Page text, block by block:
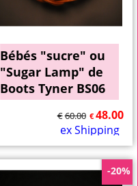
Bébés "sucre" ou
"Sugar Lamp" de
Boots Tyner BS06
€60.00 € 48.00
ex Shipping
-20%